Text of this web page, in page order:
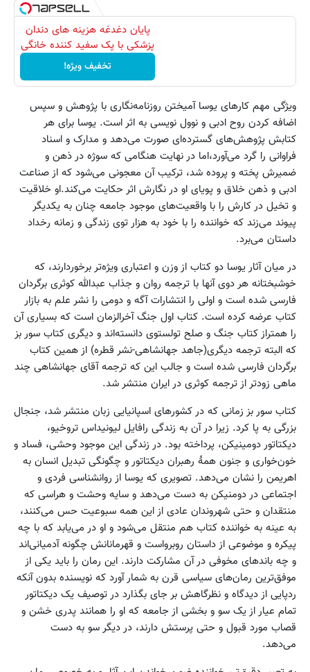
پایان دغدغه هزینه های دندان
پزشکی با پک سفید کننده خانگی
تخفیف ویژه!
ویژگی مهم کارهای یوسا آمیختن روزنامه‌نگاری با پژوهش و سپس
اضافه کردن روح ادبی و نوول نویسی‌ به اثر است. یوسا برای هر
کتابش پژوهش‌های گسترده‌ای صورت می‌دهد و مدارک و اسناد
فراوانی را گرد می‌آورد،اما در نهایت هنگامی که سوژه در ذهن و
ضمیرش پخته و پروده شد، ترکیب آن معجونی می‌شود که از صناعت
ادبی و ذهن خلاق و پویای او در نگارش اثر حکایت می‌کند.او خلاقیت
و تخیل در کارش را با واقعیت‌های موجود جامعه چنان به یکدیگر
پیوند می‌زند که خواننده را با خود به هزار توی زندگی و زمانه رخداد
داستان می‌برد.
در میان آثار یوسا دو کتاب از وزن و اعتباری ویژه‌تر برخوردارند، که
خوشبختانه هر دوی آنها با ترجمه روان و جذاب عبدالله کوثری برگردان
فارسی شده است و اولی را انتشارات آگه و دومی را نشر علم به بازار
کتاب عرضه کرده است. کتاب اول جنگ آخرالزمان است که بسیاری آن
را همتراز کتاب جنگ و صلح تولستوی دانسته‌اند و دیگری کتاب سور بز
که البته ترجمه دیگری(جاهد جهانشاهی-نشر قطره) از همین کتاب
برگردان فارسی شده است و جالب این که ترجمه آقای جهانشاهی چند
ماهی زودتر از ترجمه کوثری در ایران منتشر شد.
کتاب سور بز زمانی که در کشورهای اسپانیایی زبان منتشر شد، جنجال
بزرگی به پا کرد. زیرا در آن به زندگی رافایل لیونیداس تروخیو،
دیکتاتور دومینیکن، پرداخته بود. در زندگی این موجود وحشی، فساد و
خون‌خواری و جنون همهٔ رهبران دیکتاتور و چگونگی تبدیل انسان به
اهریمن را نشان می‌دهد. تصویری که یوسا از روانشناسی فردی و
اجتماعی در دومنیکن به دست می‌دهد و سایه وحشت و هراسی که
منتقدان و حتی شهروندان عادی از این همه سبوعیت حس می‌کنند،
به عینه به خواننده کتاب هم منتقل می‌شود و او در می‌یابد که با چه
پیکره و موضوعی از داستان روبرواست و قهرمانانش چگونه آدمیانی‌اند
و چه باندهای مخوفی در‌ آن مشارکت دارند. این رمان را باید یکی از
موفق‌ترین رمان‌های سیاسی قرن به شمار آورد که نویسنده بدون آنکه
ردپایی از دیدگاه و نظرگاهش بر جای بگذارد در توصیف یک دیکتاتور
تمام عیار از یک سو و بخشی از جامعه که او را همانند پدری خشن و
قصاب مورد قبول و حتی پرستش دارند، در دیگر سو به دست
می‌دهد.